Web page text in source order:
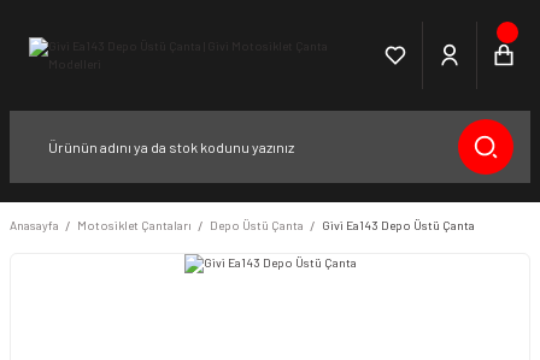
Anasayfa Motosiklet Çantaları Depo Üstü Çanta Givi Ea143 Depo Üstü Çanta